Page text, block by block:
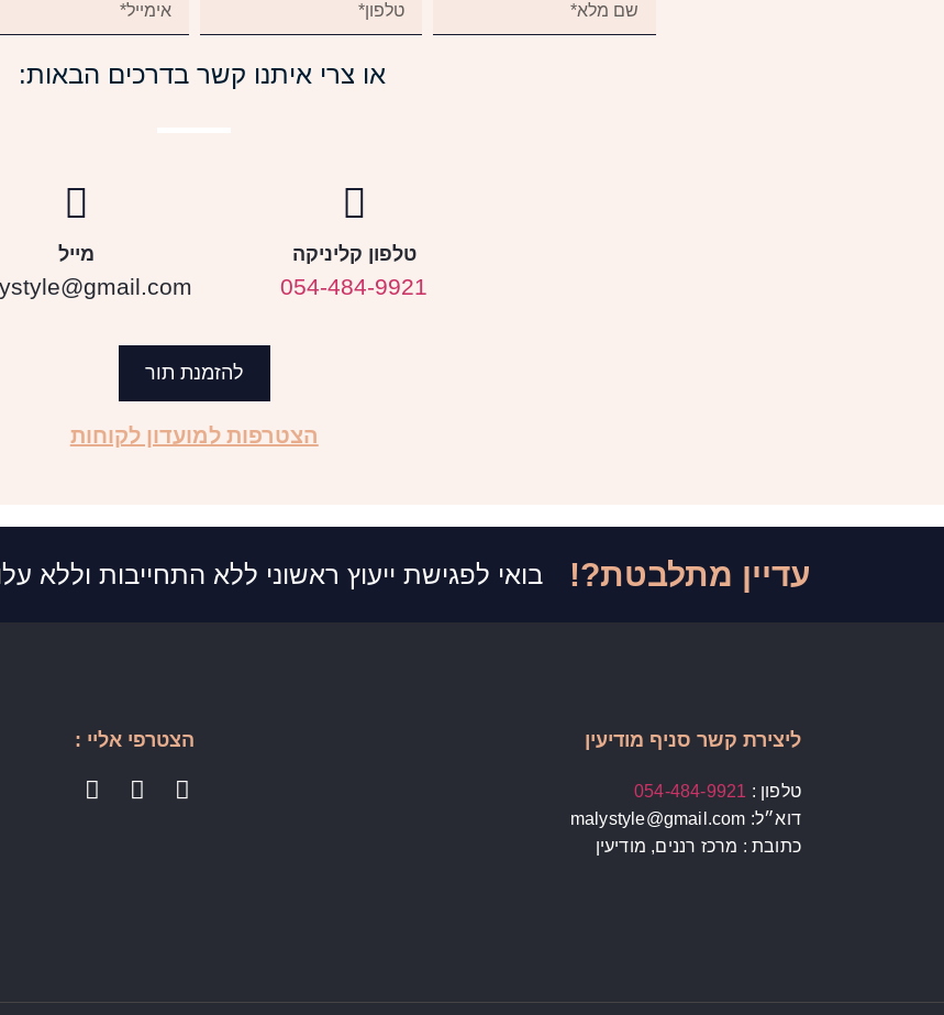
או צרי איתנו קשר בדרכים הבאות:
טלפון קליניקה
054-484-9921
מייל
להזמנת תור
הצטרפות למועדון לקוחות
עדיין מתלבטת?! בואי לפגישת ייעוץ ראשוני ללא התחייבות וללא
ליצירת קשר סניף מודיעין
טלפון : 054-484-9921
דוא״ל: malystyle@gmail.com
כתובת : מרכז רננים, מודיעין
הצטרפי אליי :